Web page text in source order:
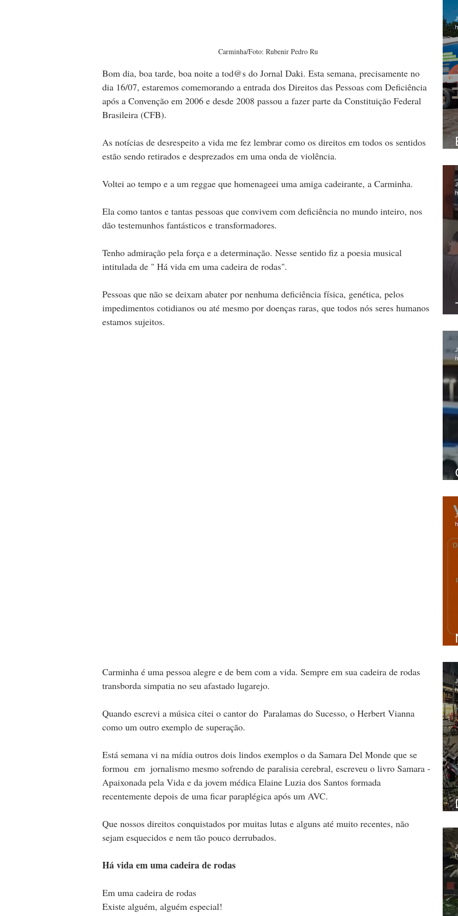
Carminha/Foto: Rubenir Pedro Ru
Bom dia, boa tarde, boa noite a tod@s do Jornal Daki. Esta semana, precisamente no
dia 16/07, estaremos comemorando a entrada dos Direitos das Pessoas com Deficiência
após a Convenção em 2006 e desde 2008 passou a fazer parte da Constituição Federal
Brasileira (CFB).
As notícias de desrespeito a vida me fez lembrar como os direitos em todos os sentidos
estão sendo retirados e desprezados em uma onda de violência.
Voltei ao tempo e a um reggae que homenageei uma amiga cadeirante, a Carminha.
Ela como tantos e tantas pessoas que convivem com deficiência no mundo inteiro, nos
dão testemunhos fantásticos e transformadores.
Tenho admiração pela força e a determinação. Nesse sentido fiz a poesia musical
intitulada de " Há vida em uma cadeira de rodas".
Pessoas que não se deixam abater por nenhuma deficiência física, genética, pelos
impedimentos cotidianos ou até mesmo por doenças raras, que todos nós seres humanos
estamos sujeitos.
Carminha é uma pessoa alegre e de bem com a vida. Sempre em sua cadeira de rodas
transborda simpatia no seu afastado lugarejo.
Quando escrevi a música citei o cantor do  Paralamas do Sucesso, o Herbert Vianna
como um outro exemplo de superação.
Está semana vi na mídia outros dois lindos exemplos o da Samara Del Monde que se
formou  em  jornalismo mesmo sofrendo de paralisia cerebral, escreveu o livro Samara -
Apaixonada pela Vida e da jovem médica Elaine Luzia dos Santos formada
recentemente depois de uma ficar paraplégica após um AVC.
Que nossos direitos conquistados por muitas lutas e alguns até muito recentes, não
sejam esquecidos e nem tão pouco derrubados.
Há vida em uma cadeira de rodas
Em uma cadeira de rodas
Existe alguém, alguém especial!